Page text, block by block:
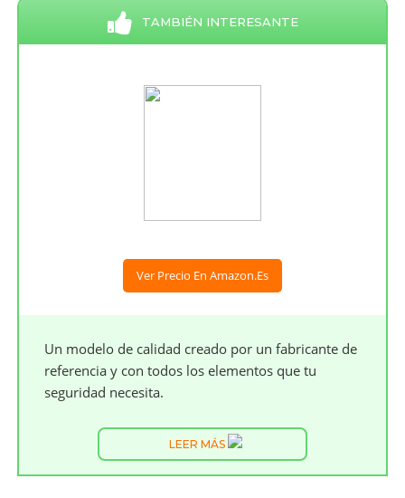
TAMBIÉN INTERESANTE
Ver Precio En Amazon.es
Un modelo de calidad creado por un fabricante de
referencia y con todos los elementos que tu
seguridad necesita.
LEER MÁS